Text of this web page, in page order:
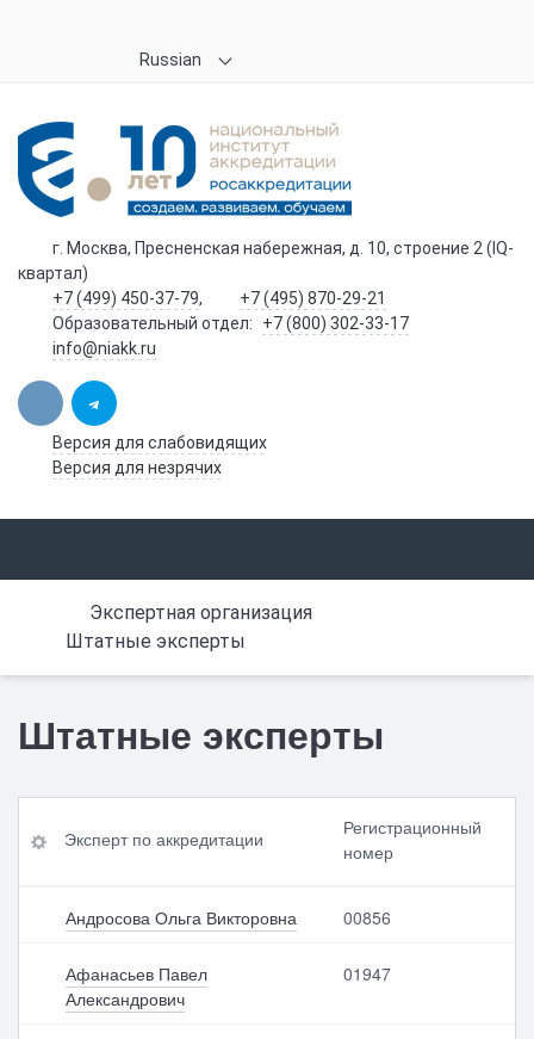
Russian
г. Москва, Пресненская набережная, д. 10, строение 2 (IQ-
квартал)
+7 (499) 450-37-79,
+7 (495) 870-29-21
Образовательный отдел:
+7 (800) 302-33-17
info@niakk.ru
Версия для слабовидящих
Версия для незрячих
Экспертная организация
Штатные эксперты
Штатные эксперты
сп
акк
ре
ац
ии
та
ен
ия
ис
Эксперт по аккредитации
Регистрационный
номер
Андросова Ольга Викторовна 00856
Афанасьев Павел
Александрович
01947